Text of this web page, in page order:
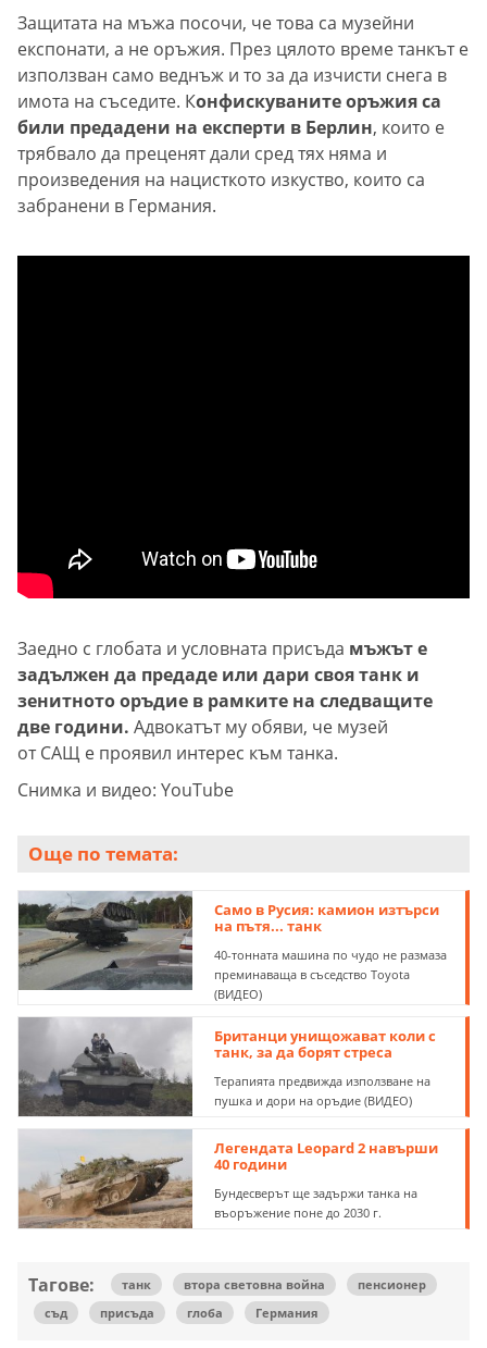
Защитата на мъжа посочи, че това са музейни
експонати, а не оръжия. През цялото време танкът е
използван само веднъж и то за да изчисти снега в
имота на съседите. Конфискуваните оръжия са
били предадени на експерти в Берлин, които е
трябвало да преценят дали сред тях няма и
произведения на нацисткото изкуство, които са
забранени в Германия.
Заедно с глобата и условната присъда мъжът е
задължен да предаде или дари своя танк и
зенитното оръдие в рамките на следващите
две години. Адвокатът му обяви, че музей
от САЩ е проявил интерес към танка.
Снимка и видео: YouTube
Още по темата:
Само в Русия: камион изтърси
на пътя... танк
40-тонната машина по чудо не размаза
преминаваща в съседство Toyota
(ВИДЕО)
Британци унищожават коли с
танк, за да борят стреса
Терапията предвижда използване на
пушка и дори на оръдие (ВИДЕО)
Легендата Leopard 2 навърши
40 години
Бундесверът ще задържи танка на
въоръжение поне до 2030 г.
Тагове: танк втора световна война
пенсионер
съд
присъда глоба Германия